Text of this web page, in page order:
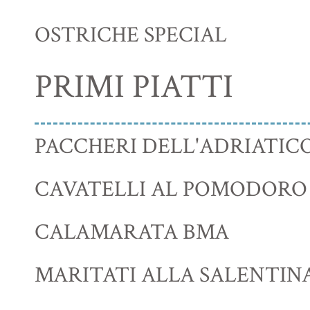
OSTRICHE SPECIAL
PRIMI PIATTI
PACCHERI
CAVATELLI AL POMODORO
CALAMARATA BMA
MARITATI ALLA